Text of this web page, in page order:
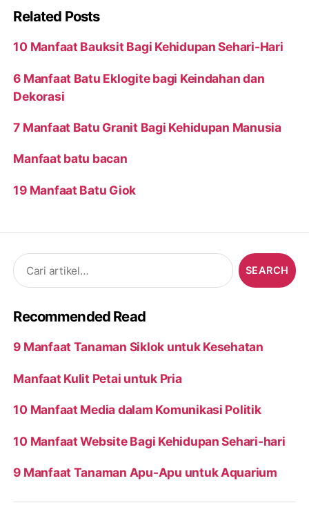
Related Posts
10 Manfaat Bauksit Bagi Kehidupan Sehari-Hari
6 Manfaat Batu Eklogite bagi Keindahan dan
Dekorasi
7 Manfaat Batu Granit Bagi Kehidupan Manusia
Manfaat batu bacan
19 Manfaat Batu Giok
Search
for:
Recommended Read
9 Manfaat Tanaman Siklok untuk Kesehatan
Manfaat Kulit Petai untuk Pria
10 Manfaat Media dalam Komunikasi Politik
10 Manfaat Website Bagi Kehidupan Sehari-hari
9 Manfaat Tanaman Apu-Apu untuk Aquarium